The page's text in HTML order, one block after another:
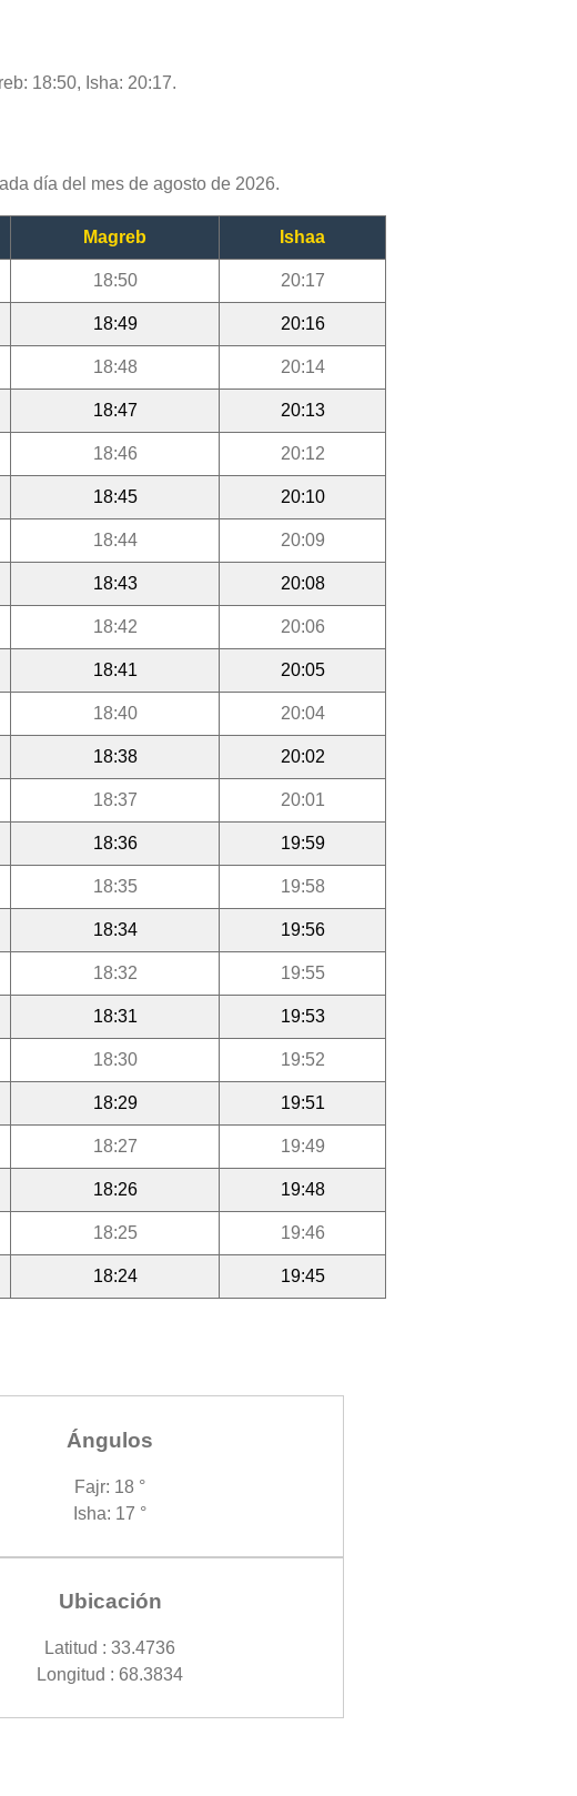
18:50, Isha: 20:17.
día del mes de agosto de 2026.
Magreb Ishaa
18:50 20:17
18:49 20:16
18:48 20:14
18:47 20:13
18:46 20:12
18:45 20:10
18:44 20:09
18:43 20:08
18:42 20:06
18:41 20:05
18:40 20:04
18:38 20:02
18:37 20:01
18:36 19:59
18:35 19:58
18:34 19:56
18:32 19:55
18:31 19:53
18:30 19:52
18:29 19:51
18:27 19:49
18:26 19:48
18:25 19:46
18:24 19:45
Ángulos
Fajr: 18 °
Isha: 17 °
Ubicación
Latitud : 33.4736
Longitud : 68.3834